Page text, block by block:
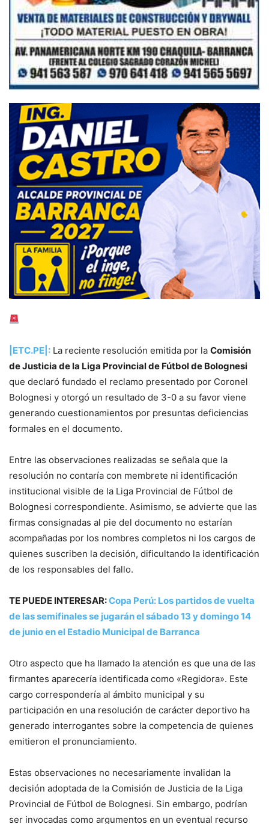
|ETC.PE|: La reciente resolución emitida por la Comisión
de Justicia de la Liga Provincial de Fútbol de Bolognesi
que declaró fundado el reclamo presentado por Coronel
Bolognesi y otorgó un resultado de 3-0 a su favor viene
generando cuestionamientos por presuntas deficiencias
formales en el documento.
Entre las observaciones realizadas se señala que la
resolución no contaría con membrete ni identificación
institucional visible de la Liga Provincial de Fútbol de
Bolognesi correspondiente. Asimismo, se advierte que las
firmas consignadas al pie del documento no estarían
acompañadas por los nombres completos ni los cargos de
quienes suscriben la decisión, dificultando la identificación
de los responsables del fallo.
TE PUEDE INTERESAR:Copa Perú: Los partidos de vuelta
de las semifinales se jugarán el sábado 13 y domingo 14
de junio en el Estadio Municipal de Barranca
Otro aspecto que ha llamado la atención es que una de las
firmantes aparecería identificada como «Regidora». Este
cargo correspondería al ámbito municipal y su
participación en una resolución de carácter deportivo ha
generado interrogantes sobre la competencia de quienes
emitieron el pronunciamiento.
Estas observaciones no necesariamente invalidan la
decisión adoptada de la Comisión de Justicia de la Liga
Provincial de Fútbol de Bolognesi. Sin embargo, podrían
ser invocadas como argumentos en un eventual recurso